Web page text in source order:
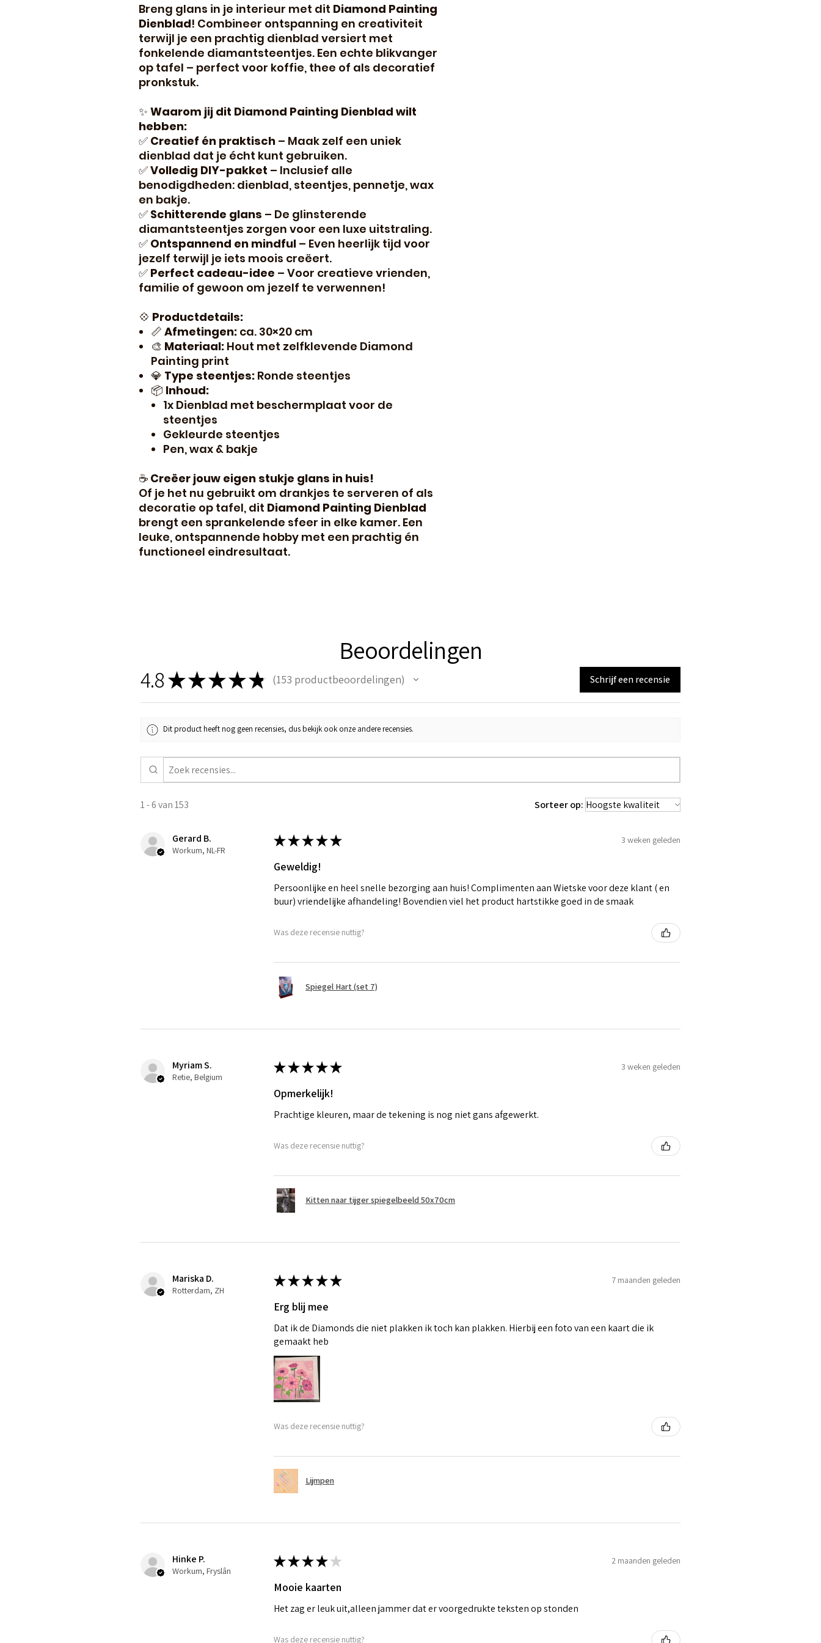
Breng glans in je interieur met dit Diamond Painting
Dienblad! Combineer ontspanning en creativiteit
terwijl je een prachtig dienblad versiert met
fonkelende diamantsteentjes. Een echte blikvanger
op tafel – perfect voor koffie, thee of als decoratief
pronkstuk.
✨ Waarom jij dit Diamond Painting Dienblad wilt
hebben:
✅ Creatief én praktisch – Maak zelf een uniek
dienblad dat je écht kunt gebruiken.
✅Volledig DIY-pakket – Inclusief alle
benodigdheden: dienblad, steentjes, pennetje, wax
en bakje.
✅ Schitterende glans – De glinsterende
diamantsteentjes zorgen voor een luxe uitstraling.
✅ Ontspannend en mindful – Even heerlijk tijd voor
jezelf terwijl je iets moois creëert.
✅ Perfect cadeau-idee – Voor creatieve vrienden,
familie of gewoon om jezelf te verwennen!
💠 Productdetails:
📏 Afmetingen: ca. 30×20 cm
🎨 Materiaal: Hout met zelfklevende Diamond
Painting print
💎 Type steentjes: Ronde steentjes
📦 Inhoud:
1x Dienblad met beschermplaat voor de
steentjes
Gekleurde steentjes
Pen, wax & bakje
☕ Creëer jouw eigen stukje glans in huis!
Of je het nu gebruikt om drankjes te serveren of als
decoratie op tafel, dit Diamond Painting Dienblad
brengt een sprankelende sfeer in elke kamer. Een
leuke, ontspannende hobby met een prachtig én
functioneel eindresultaat.
Beoordelingen
4.8★★★★★ 153 productbeoordelingen
153 Schrijf een recensie
Dit product heeft nog geen recensies, dus bekijk ook onze andere recensies.
1 - 6 van 153 Sorteer op:
Gerard B.
Workum, NL-FR
★★★★★ 3 weken geleden
Geweldig!
Persoonlijke en heel snelle bezorging aan huis! Complimenten aan Wietske voor deze klant ( en
buur) vriendelijke afhandeling! Bovendien viel het product hartstikke goed in de smaak
Was deze recensie nuttig?
Spiegel Hart (set 7)
Myriam S.
Retie, Belgium
★★★★★ 3 weken geleden
Opmerkelijk!
Prachtige kleuren, maar de tekening is nog niet gans afgewerkt.
Was deze recensie nuttig?
Kitten naar tijger spiegelbeeld 50x70cm
Mariska D.
Rotterdam, ZH
★★★★★ 7 maanden geleden
Erg blij mee
Dat ik de Diamonds die niet plakken ik toch kan plakken. Hierbij een foto van een kaart die ik
gemaakt heb
Was deze recensie nuttig?
Lijmpen
Hinke P.
Workum, Fryslân
★★★★ ★ 2 maanden geleden
Mooie kaarten
Het zag er leuk uit,alleen jammer dat er voorgedrukte teksten op stonden
Was deze recensie nuttig?